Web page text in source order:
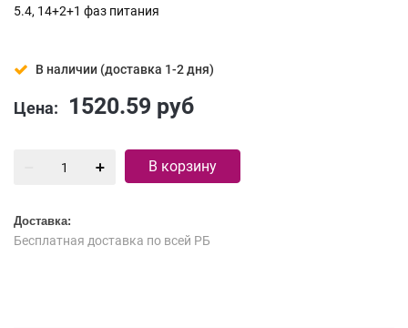
5.4, 14+2+1 фаз питания
В наличии (доставка 1-2 дня)
Цена: 1520.59 руб
В корзину
Доставка:
Бесплатная доставка по всей РБ